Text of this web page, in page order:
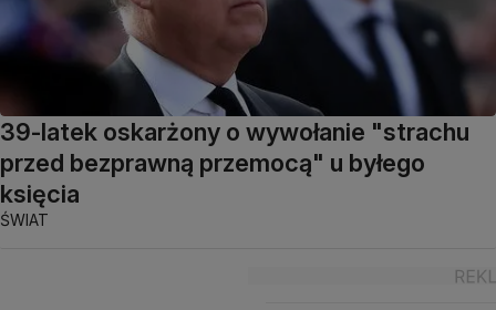
39-latek oskarżony o wywołanie "strachu
przed bezprawną przemocą" u byłego
księcia
ŚWIAT